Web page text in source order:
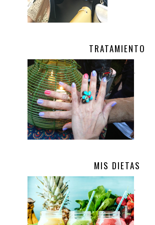
TRATAMIENTO
.
MIS DIETAS
.